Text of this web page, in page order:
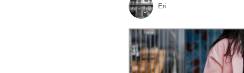
バイマの疑問に現役パーソナルショッパーが答えてみた
Eri